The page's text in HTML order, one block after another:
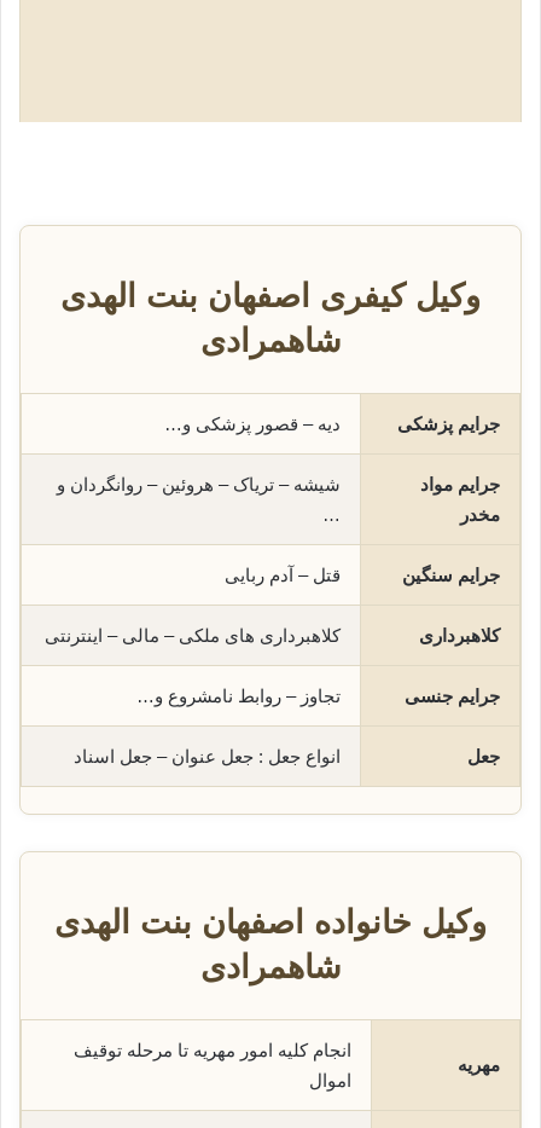
وکیل کیفری اصفهان بنت الهدی
شاهمرادی
جرایم پزشکی دیه – قصور پزشکی و…
جرایم مواد
مخدر
شیشه – تریاک – هروئین – روانگردان و
…
جرایم سنگین قتل – آدم ربایی
کلاهبرداری کلاهبرداری های ملکی – مالی – اینترنتی
جرایم جنسی تجاوز – روابط نامشروع و…
جعل انواع جعل : جعل عنوان – جعل اسناد
وکیل خانواده اصفهان بنت الهدی
شاهمرادی
مهریه
انجام کلیه امور مهریه تا مرحله توقیف
اموال